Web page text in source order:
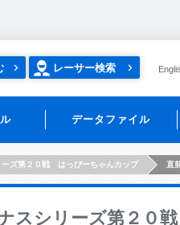
レーサー検索
データファイル
ーズ第２０戦 はっぴーちゃんカップ 直
スシリーズ第２０